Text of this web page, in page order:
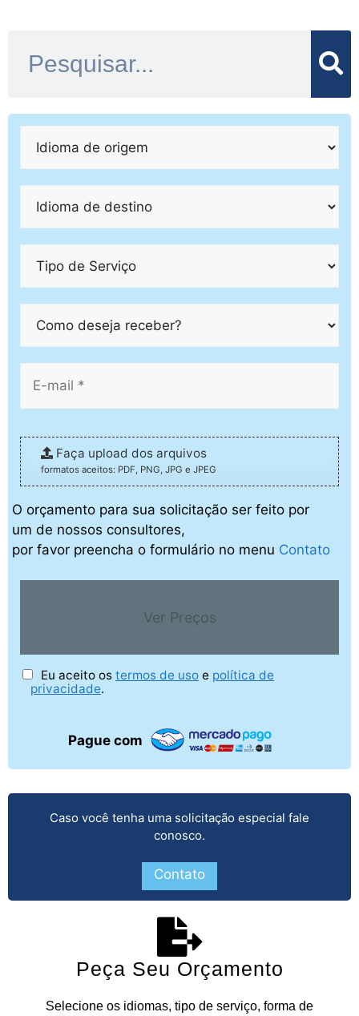
Faça upload dos arquivos
formatos aceitos: PDF, PNG, JPG e JPEG
O orçamento para sua solicitação ser feito por
um de nossos consultores,
por favor preencha o formulário no menu Contato
Ver Preços
Eu aceito os termos de uso e política de
privacidade.
Pague com
Caso você tenha uma solicitação especial fale
conosco.
Contato
Peça Seu Orçamento
Selecione os idiomas, tipo de serviço, forma de